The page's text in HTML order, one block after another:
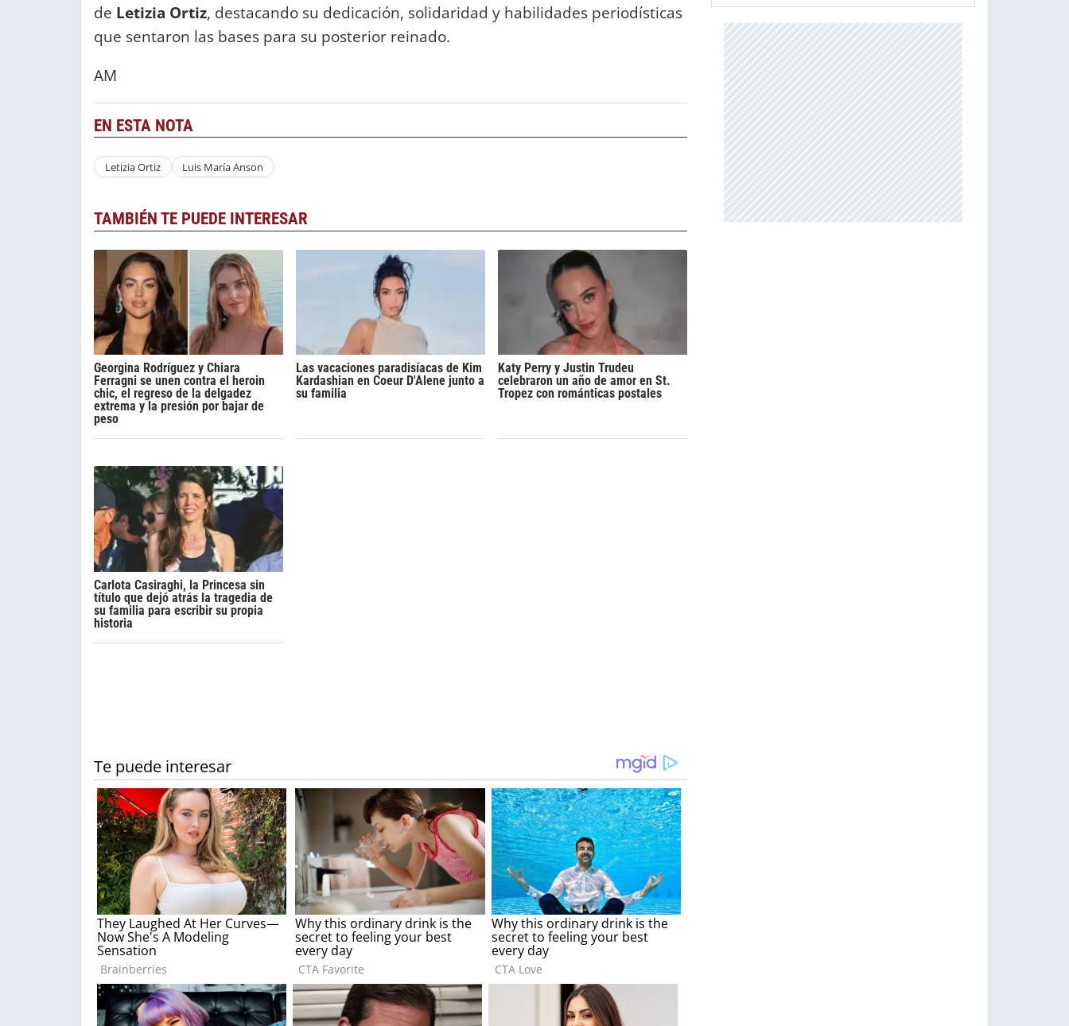
de Letizia Ortiz, destacando su dedicación, solidaridad y habilidades periodísticas
que sentaron las bases para su posterior reinado.
AM
EN ESTA NOTA
Letizia Ortiz Luis María Anson
TAMBIÉN TE PUEDE INTERESAR
Georgina Rodríguez y Chiara
Ferragni se unen contra el heroin
chic, el regreso de la delgadez
extrema y la presión por bajar de
peso
Las vacaciones paradisíacas de Kim
Kardashian en Coeur D'Alene junto a
su familia
Katy Perry y Justin Trudeu
celebraron un año de amor en St.
Tropez con románticas postales
Carlota Casiraghi, la Princesa sin
título que dejó atrás la tragedia de
su familia para escribir su propia
historia